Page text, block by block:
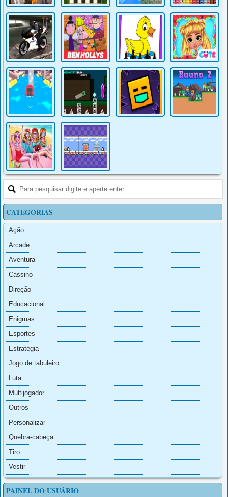
CATEGORIAS
Ação
Arcade
Aventura
Cassino
Direção
Educacional
Enigmas
Esportes
Estratégia
Jogo de tabuleiro
Luta
Multijogador
Outros
Personalizar
Quebra-cabeça
Tiro
Vestir
PAINEL DO USUÁRIO